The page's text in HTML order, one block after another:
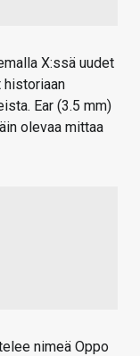
X:ssä uudet
historiaan
Ear (3.5 mm)
olevaa mittaa
nimeä Oppo